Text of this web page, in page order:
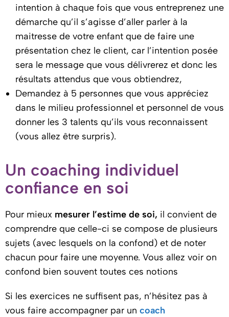
intention à chaque fois que vous entreprenez une
démarche qu’il s’agisse d’aller parler à la
maitresse de votre enfant que de faire une
présentation chez le client, car l’intention posée
sera le message que vous délivrerez et donc les
résultats attendus que vous obtiendrez,
Demandez à 5 personnes que vous appréciez
dans le milieu professionnel et personnel de vous
donner les 3 talents qu’ils vous reconnaissent
(vous allez être surpris).
Un coaching individuel
confiance en soi
Pour mieux mesurer l’estime de soi, il convient de
comprendre que celle-ci se compose de plusieurs
sujets (avec lesquels on la confond) et de noter
chacun pour faire une moyenne. Vous allez voir on
confond bien souvent toutes ces notions
Si les exercices ne suffisent pas, n’hésitez pas à
vous faire accompagner par un coach